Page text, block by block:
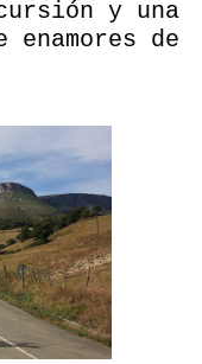
y una
de